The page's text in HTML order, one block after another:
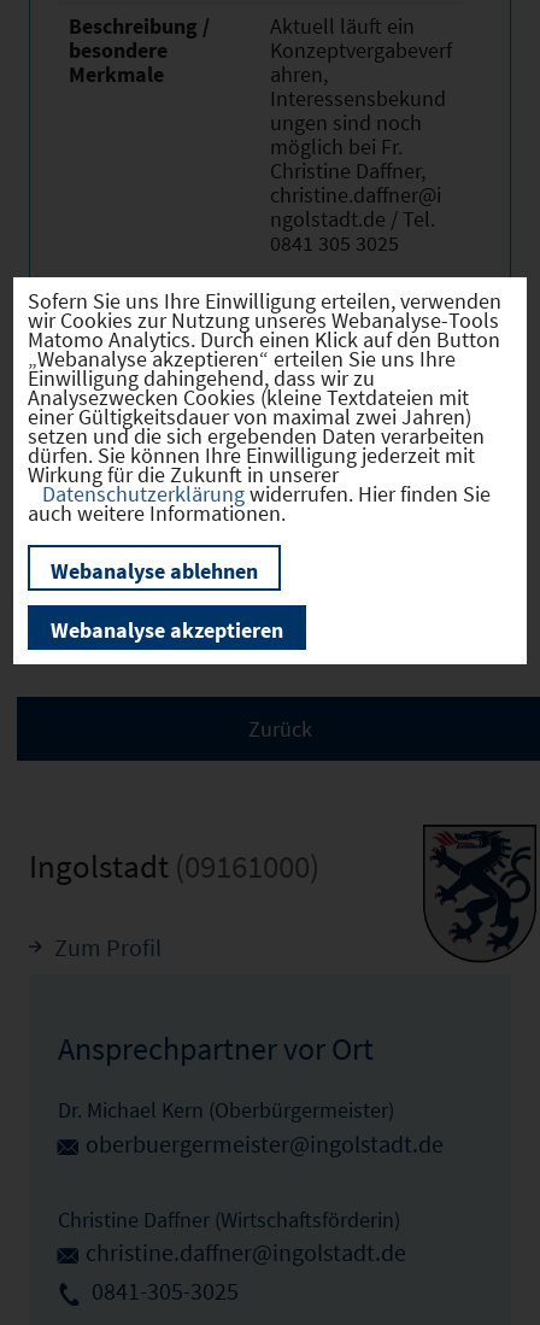
Beschreibung /
besondere
Merkmale
Aktuell läuft ein
Konzeptvergabeverf
ahren,
Interessensbekund
ungen sind noch
möglich bei Fr.
Christine Daffner,
christine.daffner@i
ngolstadt.de / Tel.
0841 305 3025
Verkehr
Infrastruktur
Bilder
Ingolstadt (09161000)
Zum Profil
Ansprechpartner vor Ort
Dr. Michael Kern (Oberbürgermeister)
oberbuergermeister@ingolstadt.de
Christine Daffner (Wirtschaftsförderin)
christine.daffner@ingolstadt.de
0841-305-3025
Sofern Sie uns Ihre Einwilligung erteilen, verwenden
wir Cookies zur Nutzung unseres Webanalyse-Tools
Matomo Analytics. Durch einen Klick auf den Button
„Webanalyse akzeptieren“ erteilen Sie uns Ihre
Einwilligung dahingehend, dass wir zu
Analysezwecken Cookies (kleine Textdateien mit
einer Gültigkeitsdauer von maximal zwei Jahren)
setzen und die sich ergebenden Daten verarbeiten
dürfen. Sie können Ihre Einwilligung jederzeit mit
Wirkung für die Zukunft in unserer
Datenschutzerklärungwiderrufen. Hier finden Sie
auch weitere Informationen.
Webanalyse ablehnen
Webanalyse akzeptieren